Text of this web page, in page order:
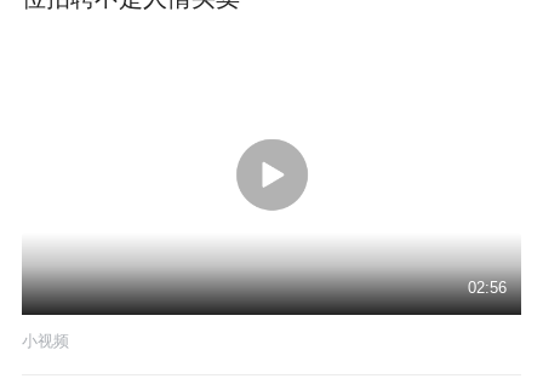
02:56
小视频